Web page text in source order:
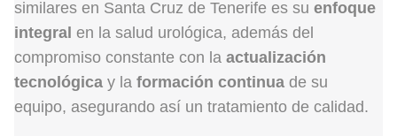
similares en Santa Cruz de Tenerife es su enfoque
integral en la salud urológica, además del
compromiso constante con la actualización
tecnológica y la formación continua de su
equipo, asegurando así un tratamiento de calidad.